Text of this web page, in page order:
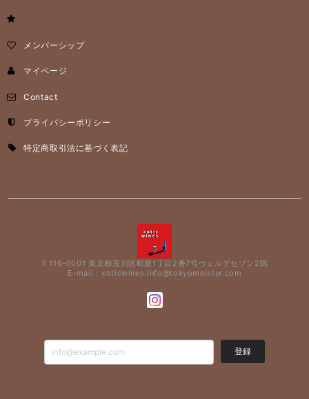
メンバーシップ
マイページ
Contact
プライバシーポリシー
特定商取引法に基づく表記
〒116-0001 東京都荒川区町屋1丁目2番7号ヴェルデセゾン2階
E-mail： xoticwines.info@tokyomeister.com
登録